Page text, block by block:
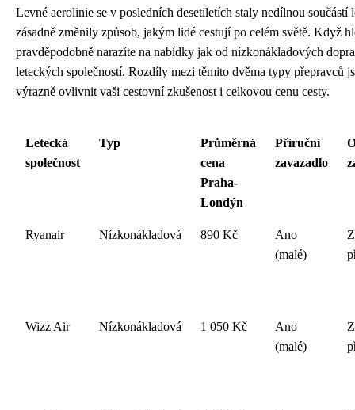
Levné aerolinie se v posledních desetiletích staly nedílnou součástí
zásadně změnily způsob, jakým lidé cestují po celém světě. Když
pravděpodobně narazíte na nabídky jak od nízkonákladových
leteckých společností. Rozdíly mezi těmito dvěma typy přepravců
výrazně ovlivnit vaši cestovní zkušenost i celkovou cenu cesty.
Letecká
společnost
Typ
Průměrná
cena
Praha-
Londýn
Příruční
zavazadlo
Ryanair Nízkonákladová 890 Kč
Ano
(malé)
Wizz Air Nízkonákladová 1 050 Kč
Ano
(malé)